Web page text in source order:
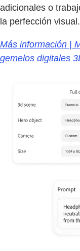
adicionales o
la perfección visual.
Más información |
gemelos digitales